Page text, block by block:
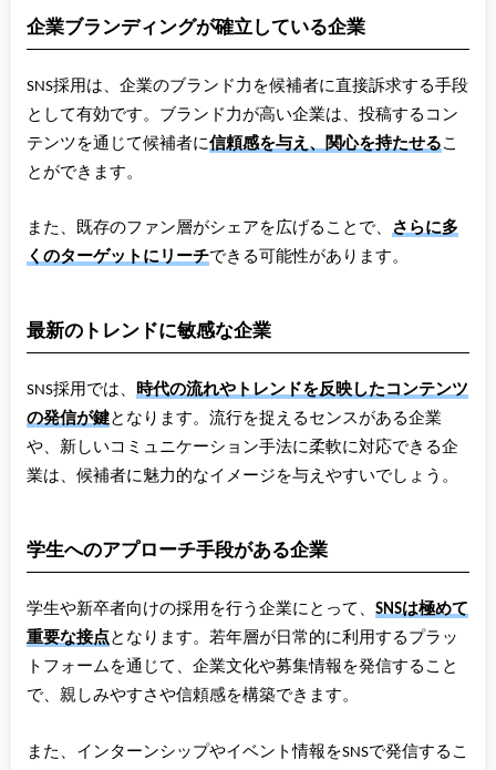
企業ブランディングが確立している企業
SNS採用は、企業のブランド力を候補者に直接訴求する手段
として有効です。ブランド力が高い企業は、投稿するコン
テンツを通じて候補者に信頼感を与え、関心を持たせるこ
とができます。
また、既存のファン層がシェアを広げることで、
さらに多
くのターゲットにリーチできる可能性があります。
最新のトレンドに敏感な企業
SNS採用では、 時代の流れやトレンドを反映したコンテンツ
の発信が鍵となります。流行を捉えるセンスがある企業
や、新しいコミュニケーション手法に柔軟に対応できる企
業は、候補者に魅力的なイメージを与えやすいでしょう。
学生へのアプローチ手段がある企業
学生や新卒者向けの採用を行う企業にとって、 SNSは極めて
重要な接点となります。若年層が日常的に利用するプラッ
トフォームを通じて、企業文化や募集情報を発信すること
で、親しみやすさや信頼感を構築できます。
また、インターンシップやイベント情報をSNSで発信するこ